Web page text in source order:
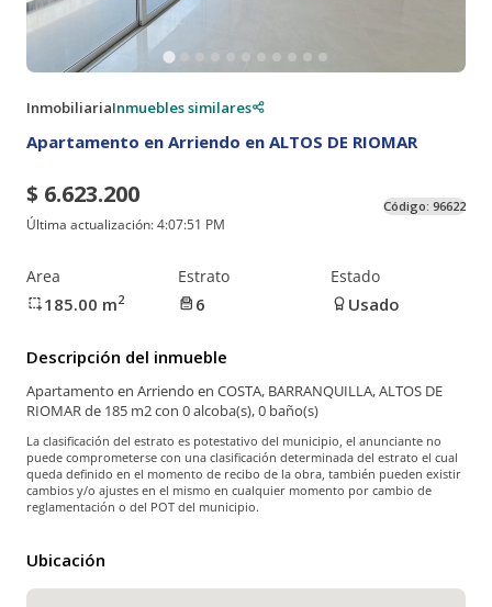
InmobiliariaInmuebles similares
Apartamento en Arriendo en ALTOS DE RIOMAR
$ 6.623.200
Última actualización:4:07:51 PM
Código: 96622
Area
185.00 m2
Estrato
6
Estado
Usado
Descripción del inmueble
Apartamento en Arriendo en COSTA, BARRANQUILLA, ALTOS DE
RIOMAR de 185 m2 con 0 alcoba(s), 0 baño(s)
La clasificación del estrato es potestativo del municipio, el anunciante no
puede comprometerse con una clasificación determinada del estrato el cual
queda definido en el momento de recibo de la obra, también pueden existir
cambios y/o ajustes en el mismo en cualquier momento por cambio de
reglamentación o del POT del municipio.
Ubicación